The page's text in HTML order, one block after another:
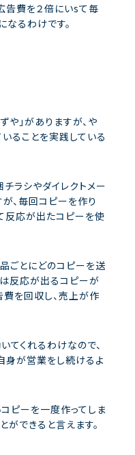
告費を２倍にいsて毎
るわけです。
や」がありますが、や
ることを実践している
ラシやダイレクトメー
、毎回コピーを作り
反応が出たコピーを使
ごとにどのコピーを送
反応が出るコピーが
を回収し、売上が作
てくれるわけなので、
身が営業をし続けるよ
ピーを一度作ってしま
ができると言えます。